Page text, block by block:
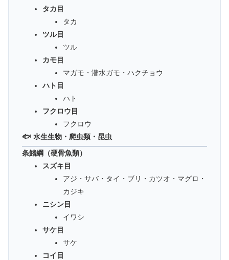
タカ目
タカ
ツル目
ツル
カモ目
マガモ・潜水ガモ・ハクチョウ
ハト目
ハト
フクロウ目
フクロウ
🐟 水生生物・爬虫類・昆虫
条鰭綱（硬骨魚類）
スズキ目
アジ・サバ・タイ・ブリ・カツオ・マグロ・
カジキ
ニシン目
イワシ
サケ目
サケ
コイ目